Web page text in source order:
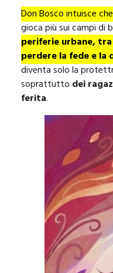
Don Bosco intuisce
gioca più sui campi di
periferie urbane,
perdere la fede e la
diventa solo la
soprattutto dei
ferita.